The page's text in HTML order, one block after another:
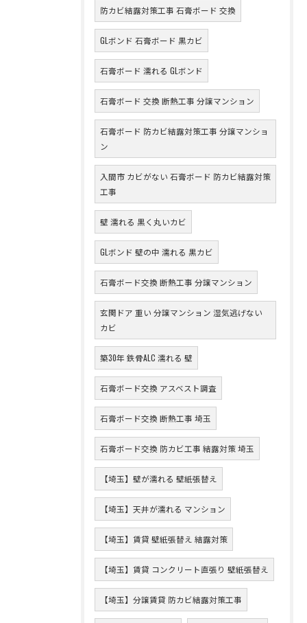
防カビ結露対策工事 石膏ボード 交換
GLボンド 石膏ボード 黒カビ
石膏ボード 濡れる GLボンド
石膏ボード 交換 断熱工事 分譲マンション
石膏ボード 防カビ結露対策工事 分譲マンショ
ン
入間市 カビがない 石膏ボード 防カビ結露対策
工事
壁 濡れる 黒く丸いカビ
GLボンド 壁の中 濡れる 黒カビ
石膏ボード交換 断熱工事 分譲マンション
玄関ドア 重い 分譲マンション 湿気逃げない
カビ
築30年 鉄骨ALC 濡れる 壁
石膏ボード交換 アスベスト調査
石膏ボード交換 断熱工事 埼玉
石膏ボード交換 防カビ工事 結露対策 埼玉
【埼玉】壁が濡れる 壁紙張替え
【埼玉】天井が濡れる マンション
【埼玉】賃貸 壁紙張替え 結露対策
【埼玉】賃貸 コンクリート直張り 壁紙張替え
【埼玉】分譲賃貸 防カビ結露対策工事